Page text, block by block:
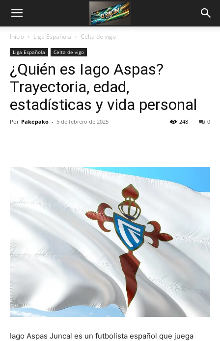
Inicio Liga Española Celta de vigo
Liga Española Celta de vigo
¿Quién es Iago Aspas?
Trayectoria, edad,
estadísticas y vida personal
Por Pakepako - 5 de febrero de 2025 0
248
Iago Aspas Juncal es un futbolista español que juega